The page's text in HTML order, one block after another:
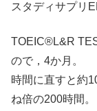
スタディサプリ
TOEIC®L&R
ので，4か月。
時間に直すと約
ね倍の200時間。